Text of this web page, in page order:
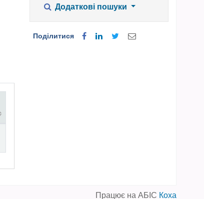
Додаткові пошуки
Поділитися
Працює на АБІС Коха